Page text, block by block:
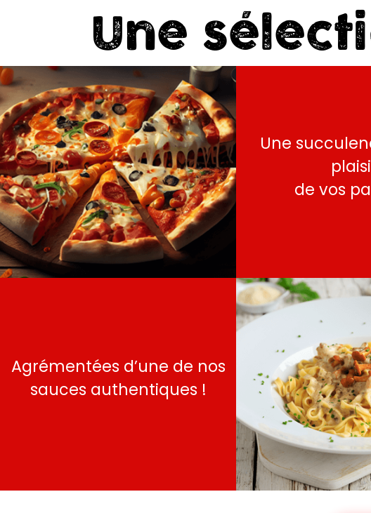
Une
Une
de vos
Agrémentées d’une de nos
sauces authentiques !